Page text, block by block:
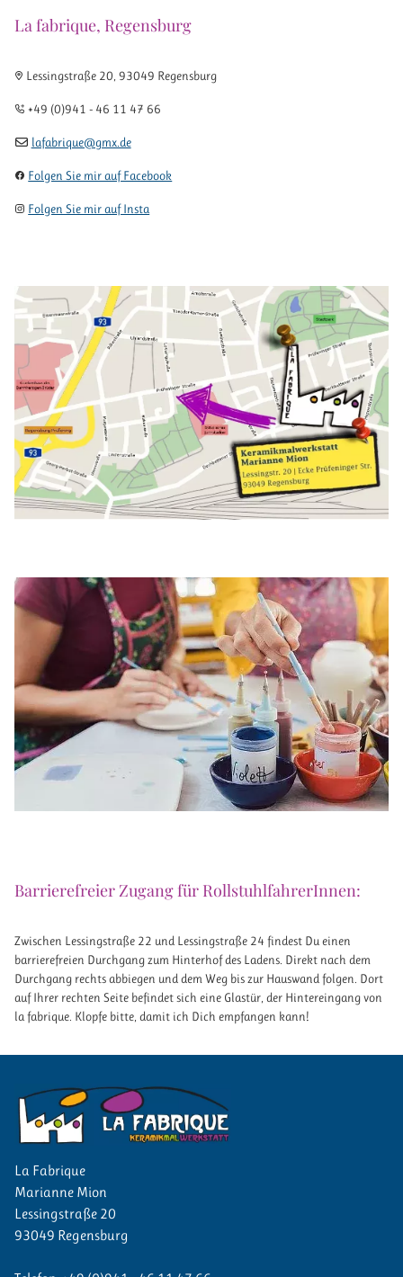
La fabrique, Regensburg
Lessingstraße 20, 93049 Regensburg
+49 (0)941 - 46 11 47 66
lafabrique@gmx.de
Folgen Sie mir auf Facebook
Folgen Sie mir auf Insta
Barrierefreier Zugang für RollstuhlfahrerInnen:
Zwischen Lessingstraße 22 und Lessingstraße 24 findest Du einen
barrierefreien Durchgang zum Hinterhof des Ladens. Direkt nach dem
Durchgang rechts abbiegen und dem Weg bis zur Hauswand folgen. Dort
auf Ihrer rechten Seite befindet sich eine Glastür, der Hintereingang von
la fabrique. Klopfe bitte, damit ich Dich empfangen kann!
La Fabrique
Marianne Mion
Lessingstraße 20
93049 Regensburg